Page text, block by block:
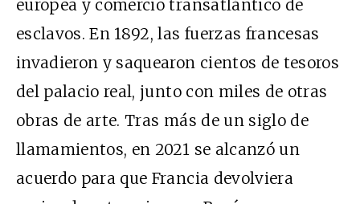
europea y comercio transatlántico de
esclavos. En 1892, las fuerzas francesas
invadieron y saquearon cientos de tesoros
del palacio real, junto con miles de otras
obras de arte. Tras más de un siglo de
llamamientos, en 2021 se alcanzó un
acuerdo para que Francia devolviera